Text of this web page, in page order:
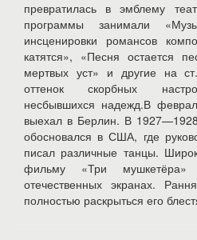
превратилась в эмблему
программы занимали
инсценировки романсов
катятся», «Песня остается
мертвых уст» и другие на
оттенок скорбных
несбывшихся надежд.В
выехал в Берлин. В
обосновался в США, где
писал различные танцы.
фильму «Три
отечественных экранах.
полностью раскрыться его